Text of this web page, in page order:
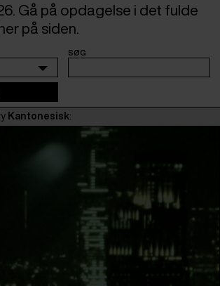
Gå på opdagelse i det fulde
på siden.
SØG
Kantonesisk: